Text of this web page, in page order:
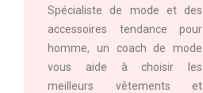
Spécialiste de mode et des
accessoires tendance pour
homme, un coach de mode
vous aide à choisir les
meilleurs vêtements et